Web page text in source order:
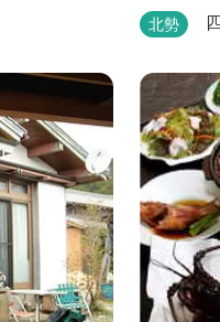
ます。
北勢